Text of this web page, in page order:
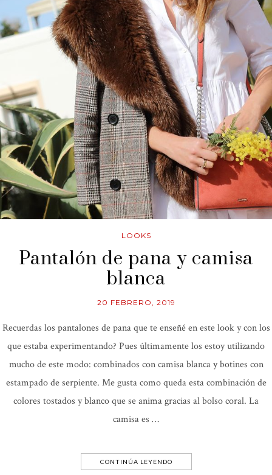
LOOKS
Pantalón de pana y camisa
blanca
20 FEBRERO, 2019
Recuerdas los pantalones de pana que te enseñé en este look y con los
que estaba experimentando? Pues últimamente los estoy utilizando
mucho de este modo: combinados con camisa blanca y botines con
estampado de serpiente. Me gusta como queda esta combinación de
colores tostados y blanco que se anima gracias al bolso coral. La
camisa es …
CONTINÚA LEYENDO